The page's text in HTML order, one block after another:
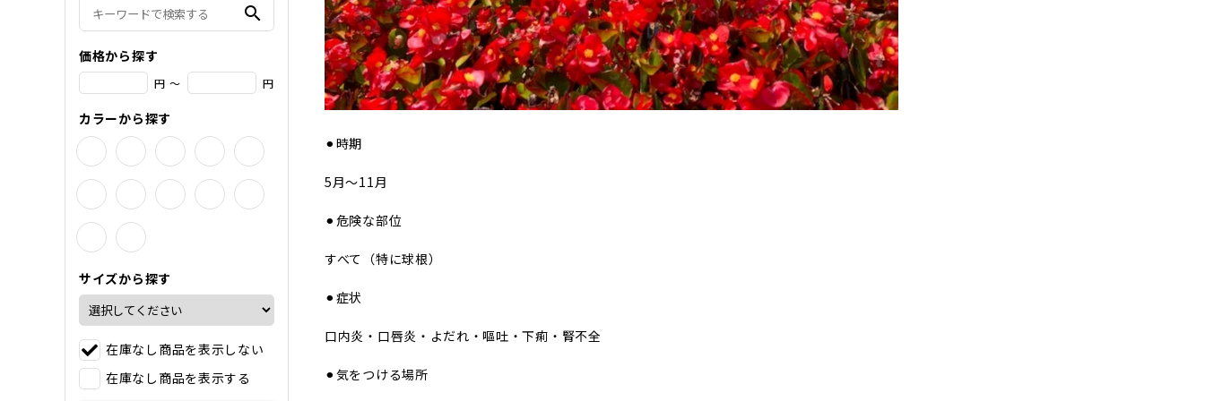
⚫︎時期
5月〜11月
⚫︎危険な部位
すべて（特に球根）
⚫︎症状
口内炎・口唇炎・よだれ・嘔吐・下痢・腎不全
⚫︎気をつける場所
search
価格から探す
円 ～ 円
カラーから探す
サイズから探す
在庫なし商品を表示しない
在庫なし商品を表示する